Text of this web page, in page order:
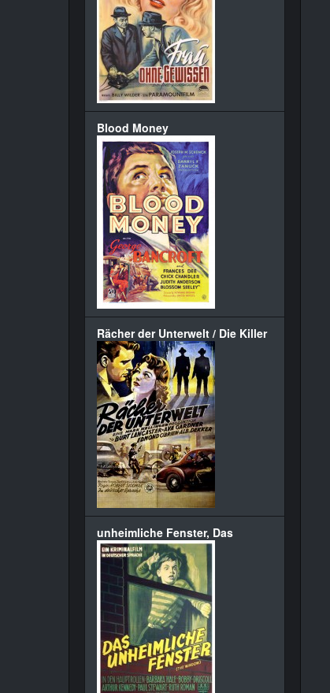
Blood Money
Rächer der Unterwelt / Die Killer
unheimliche Fenster, Das